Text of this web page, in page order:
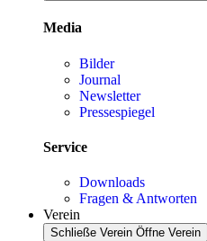
Media
Bilder
Journal
Newsletter
Pressespiegel
Service
Downloads
Fragen & Antworten
Verein
Schließe Verein Öffne Verein